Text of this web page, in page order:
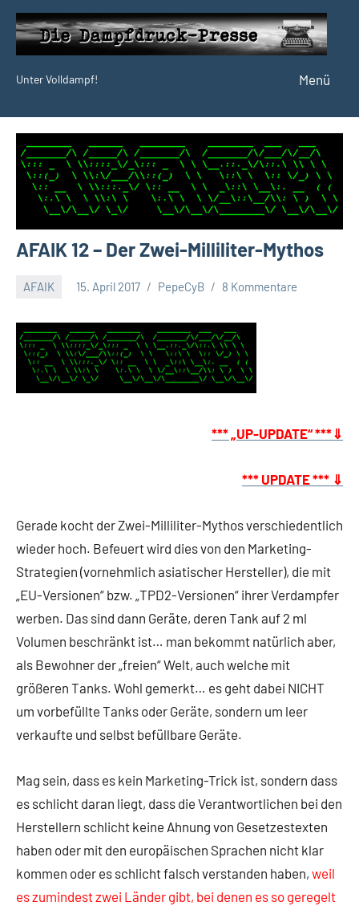
Zum
Inhalt
springen
Dampfdruck-
Presse
Unter Volldampf! Menü
AFAIK 12 – Der Zwei-Milliliter-Mythos
AFAIK 15. April 2017 PepeCyB 8 Kommentare
*** „UP-UPDATE“ ***⇓
*** UPDATE *** ⇓
Gerade kocht der Zwei-Milliliter-Mythos verschiedentlich
wieder hoch. Befeuert wird dies von den Marketing-
Strategien (vornehmlich asiatischer Hersteller), die mit
„EU-Versionen“ bzw. „TPD2-Versionen“ ihrer Verdampfer
werben. Das sind dann Geräte, deren Tank auf 2 ml
Volumen beschränkt ist… man bekommt natürlich aber,
als Bewohner der „freien“ Welt, auch welche mit
größeren Tanks. Wohl gemerkt… es geht dabei NICHT
um vorbefüllte Tanks oder Geräte, sondern um leer
verkaufte und selbst befüllbare Geräte.
Mag sein, dass es kein Marketing-Trick ist, sondern dass
es schlicht daran liegt, dass die Verantwortlichen bei den
Herstellern schlicht keine Ahnung von Gesetzestexten
haben oder mit den europäischen Sprachen nicht klar
kommen oder es schlicht falsch verstanden haben, weil
es zumindest zwei Länder gibt, bei denen es so geregelt